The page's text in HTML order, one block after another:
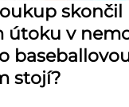
skončil
útoku v
stojí?